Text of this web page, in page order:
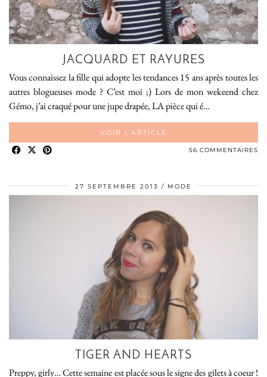
JACQUARD ET RAYURES
Vous connaissez la fille qui adopte les tendances 15 ans après toutes les
autres blogueuses mode ? C’est moi ;) Lors de mon wekeend chez
Gémo, j’ai craqué pour une jupe drapée, LA pièce qui é…
VOIR L’ARTICLE
56 COMMENTAIRES
27 SEPTEMBRE 2013 MODE
TIGER AND HEARTS
Preppy, girly… Cette semaine est placée sous le signe des gilets à coeur !